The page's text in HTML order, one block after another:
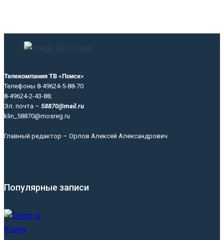
Телекомпания ТВ «Поиск»
Телефоны 8-49624-5-88-70
8-49624-2-43-88;
Эл. почта – 58870@mail.ru
klin_58870@mosreg.ru
Главный редактор – Орлов Алексей Александрович
Популярные записи